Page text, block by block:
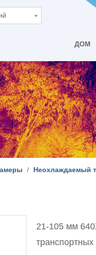
ДОМ
/ Неохлаждаемый
21-105 мм
транспортных